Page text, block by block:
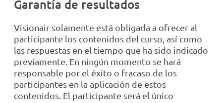
Garantía de resultados
Visionair solamente está obligada a ofrecer al
participante los contenidos del curso, así como
las respuestas en el tiempo que ha sido indicado
previamente. En ningún momento se hará
responsable por el éxito o fracaso de los
participantes en la aplicación de estos
contenidos. El participante será el único